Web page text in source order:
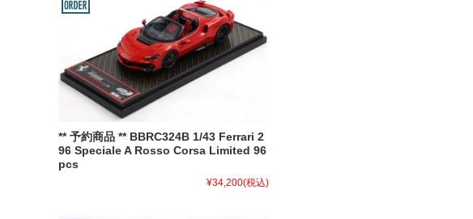
** 予約商品 ** BBRC324B 1/43 Ferrari 2
96 Speciale A Rosso Corsa Limited 96
pcs
¥34,200(税込)